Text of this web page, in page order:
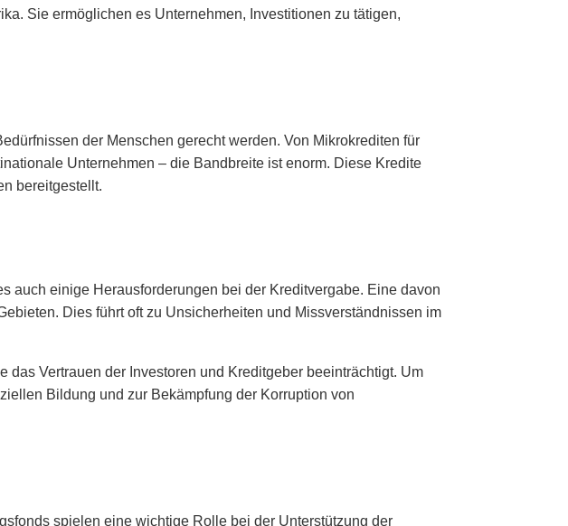
Sie ermöglichen es Unternehmen, Investitionen zu tätigen,
der Menschen gerecht werden. Von Mikrokrediten für
Unternehmen – die Bandbreite ist enorm. Diese Kredite
bereitgestellt.
auch einige Herausforderungen bei der Kreditvergabe. Eine davon
Dies führt oft zu Unsicherheiten und Missverständnissen im
Vertrauen der Investoren und Kreditgeber beeinträchtigt. Um
Bildung und zur Bekämpfung der Korruption von
spielen eine wichtige Rolle bei der Unterstützung der